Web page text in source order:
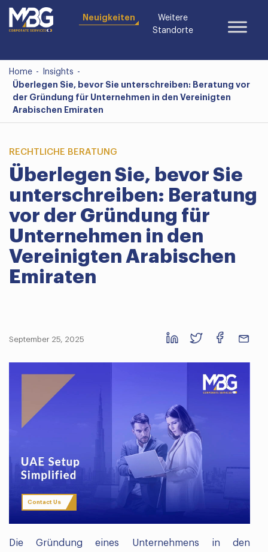
Neuigkeiten
Weitere
Standorte
Home - Insights -
Überlegen Sie, bevor Sie unterschreiben: Beratung vor
der Gründung für Unternehmen in den Vereinigten
Arabischen Emiraten
RECHTLICHE BERATUNG
Überlegen Sie, bevor Sie
unterschreiben: Beratung
vor der Gründung für
Unternehmen in den
Vereinigten Arabischen
Emiraten
September 25, 2025
Contact Us
Die Gründung eines Unternehmens in den